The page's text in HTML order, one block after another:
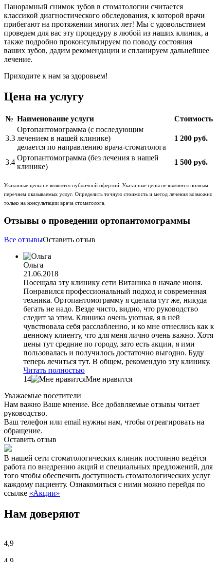
Панорамный снимок зубов в стоматологии считается
классикой диагностического обследования, к которой врачи
прибегают на протяжении многих лет! Мы с удовольствием
проведем для вас эту процедуру в любой из наших клиник, а
также подробно проконсультируем по поводу состояния
ваших зубов, дадим рекомендации и спланируем дальнейшее
лечение.
Приходите к нам за здоровьем!
Цена на услугу
№ Наименование услуги Стоимость
3.3
Ортопантомограмма (с последующим
лечением в нашей клинике)
делается по направлению врача-стоматолога
1 200 руб.
3.4
Ортопантомограмма (без лечения в нашей
клинике)
1 500 руб.
Указанные цены не являются публичной офертой. Указанные цены не являются полным
перечнем оказываемых услуг. Определить точную стоимость и метод лечения возможно
только на консультации врача стоматолога.
Отзывы о проведении ортопантомограммы
Все отзывыОставить отзыв
Ольга
21.06.2018
Посещала эту клинику сети Витаника в начале июня.
Понравился профессиональный подход и современная
техника. Ортопантомограмму я сделала тут же, никуда
бегать не надо. Везде чисто, видно, что руководство
следит за этим. Клиника очень уютная, я в ней
чувствовала себя расслабленно, и ко мне отнеслись как к
ценному клиенту, что для меня лично очень важно. Хотя
цены тут средние по городу, зато есть акции, я ими
пользовалась и получилось достаточно выгодно. Буду
теперь лечиться тут. В общем, рекомендую эту клинику.
Читать полностью
14
Мне нравится
Уважаемые посетители
Нам важно Ваше мнение. Все добавляемые отзывы читает
руководство.
Ваш телефон или email нужны нам, чтобы отреагировать на
обращение.
Оставить отзыв
В нашей сети стоматологических клиник постоянно ведётся
работа по внедрению акций и специальных предложений, для
того чтобы обеспечить доступность стоматологических услуг
каждому пациенту. Ознакомиться с ними можно перейдя по
ссылке «Акции»
Нам доверяют
4,9